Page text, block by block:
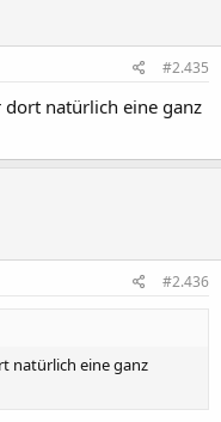
#2.435
dort natürlich eine ganz
#2.436
natürlich eine ganz